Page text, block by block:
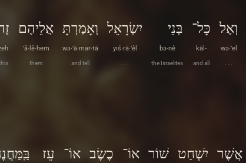
וְאֶל
wə·’el
. . .
כָּל־
kāl-
and all
בְּנֵי
bə·nê
the Israelites
יִשְׂרָאֵל
yiś·rā·’êl
. . .
וְאָמַרְתָּ
wə·’ā·mar·tā
and tell
אֲלֵיהֶם
’ă·lê·hem
them
אֲשֶׁר יִשְׁחַט שׁוֹר אוֹ־ כֶשֶׂב אוֹ־ עֵז